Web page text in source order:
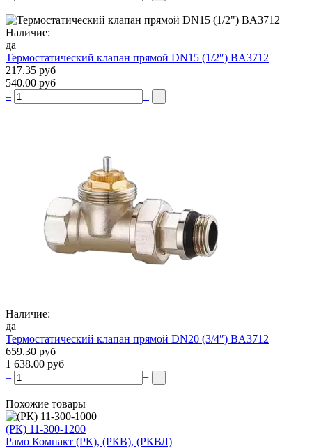
Наличие:
да
Термостатический клапан прямой DN15 (1/2″) BA3712
217.35 руб
540.00 руб
–
+
Наличие:
да
Термостатический клапан прямой DN20 (3/4″) BA3712
659.30 руб
1 638.00 руб
–
+
Похожие товары
(РК) 11-300-1200
Рамо Компакт (РК), (РКВ), (РКВЛ)